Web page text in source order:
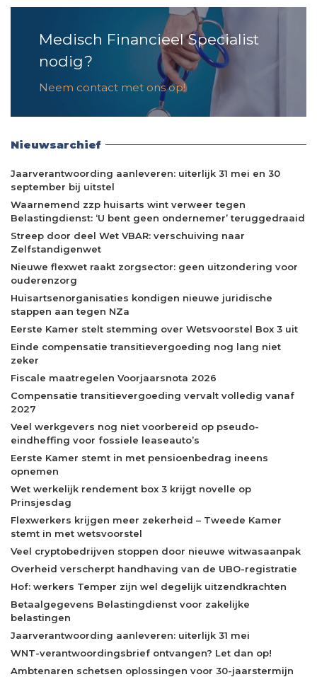
Medisch Financieel Specialist
nodig?
Neem contact met ons op!
Nieuwsarchief
Jaarverantwoording aanleveren: uiterlijk 31 mei en 30
september bij uitstel
Waarnemend zzp huisarts wint verweer tegen
Belastingdienst: ‘U bent geen ondernemer’ teruggedraaid
Streep door deel Wet VBAR: verschuiving naar
Zelfstandigenwet
Nieuwe flexwet raakt zorgsector: geen uitzondering voor
ouderenzorg
Huisartsenorganisaties kondigen nieuwe juridische
stappen aan tegen NZa
Eerste Kamer stelt stemming over Wetsvoorstel Box 3 uit
Einde compensatie transitievergoeding nog lang niet
zeker
Fiscale maatregelen Voorjaarsnota 2026
Compensatie transitievergoeding vervalt volledig vanaf
2027
Veel werkgevers nog niet voorbereid op pseudo-
eindheffing voor fossiele leaseauto’s
Eerste Kamer stemt in met pensioenbedrag ineens
opnemen
Wet werkelijk rendement box 3 krijgt novelle op
Prinsjesdag
Flexwerkers krijgen meer zekerheid – Tweede Kamer
stemt in met wetsvoorstel
Veel cryptobedrijven stoppen door nieuwe witwasaanpak
Overheid verscherpt handhaving van de UBO-registratie
Hof: werkers Temper zijn wel degelijk uitzendkrachten
Betaalgegevens Belastingdienst voor zakelijke
belastingen
Jaarverantwoording aanleveren: uiterlijk 31 mei
WNT-verantwoordingsbrief ontvangen? Let dan op!
Ambtenaren schetsen oplossingen voor 30-jaarstermijn